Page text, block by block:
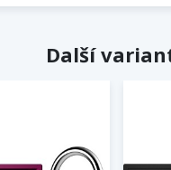
Další